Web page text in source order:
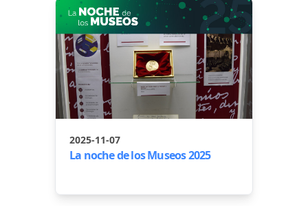
2025-11-07
La noche de los Museos 2025